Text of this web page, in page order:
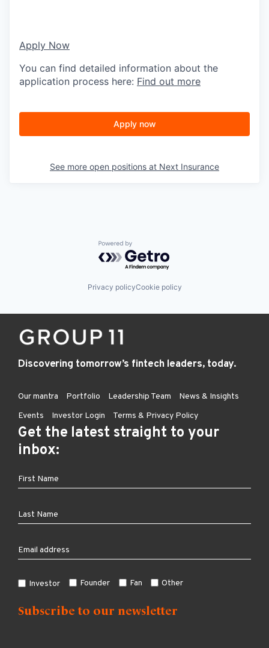
Apply Now
You can find detailed information about the
application process here: Find out more
Apply now
See more open positions at Next Insurance
Powered by Getro.com
Privacy policyCookie policy
Discovering tomorrow’s fintech leaders, today.
Our mantra Portfolio Leadership Team
News & Insights
Events
Investor Login Terms & Privacy Policy
Get the latest straight to your
inbox:
Investor Founder Fan Other